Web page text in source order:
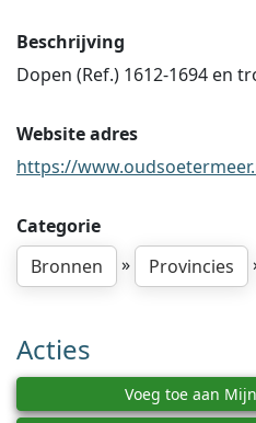
Beschrijving
Dopen (Ref.) 1612-1694 en
Website adres
https://
Categorie
Bronnen
» Provincies
Acties
Voeg toe aan